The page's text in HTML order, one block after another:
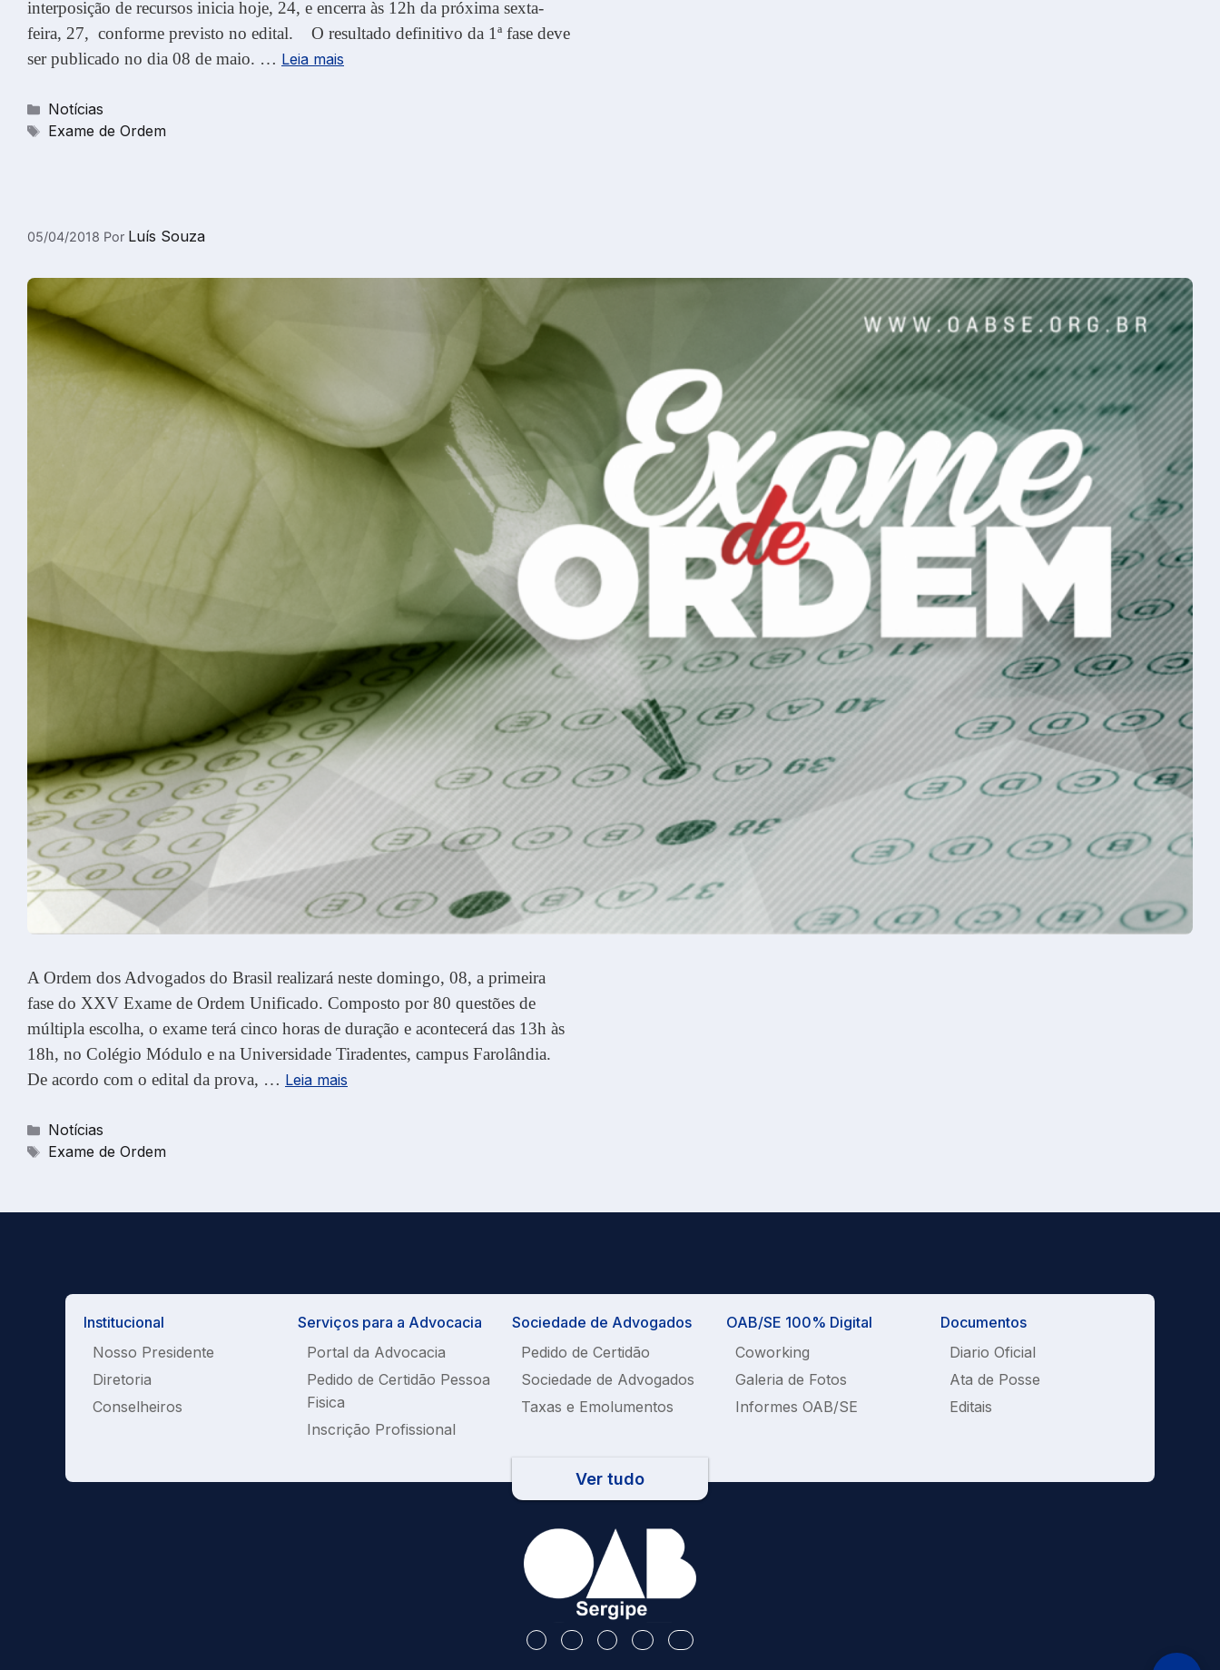
interposição de recursos inicia hoje, 24, e encerra às 12h da próxima sexta-
feira, 27, conforme previsto no edital. O resultado definitivo da 1ª fase deve
ser publicado no dia 08 de maio. … Leia mais
Categorias
Notícias
Tags
Exame de Ordem
05/04/2018 Por Luís Souza
A Ordem dos Advogados do Brasil realizará neste domingo, 08, a primeira
fase do XXV Exame de Ordem Unificado. Composto por 80 questões de
múltipla escolha, o exame terá cinco horas de duração e acontecerá das 13h às
18h, no Colégio Módulo e na Universidade Tiradentes, campus Farolândia.
De acordo com o edital da prova, … Leia mais
Categorias
Notícias
Tags
Exame de Ordem
Institucional
Nosso Presidente
Diretoria
Conselheiros
Serviços para a Advocacia
Portal da Advocacia
Pedido de Certidão Pessoa
Fisica
Inscrição Profissional
Sociedade de Advogados
Pedido de Certidão
Sociedade de Advogados
Taxas e Emolumentos
OAB/SE 100% Digital
Coworking
Galeria de Fotos
Informes OAB/SE
Documentos
Diario Oficial
Ata de Posse
Editais
Ver tudo